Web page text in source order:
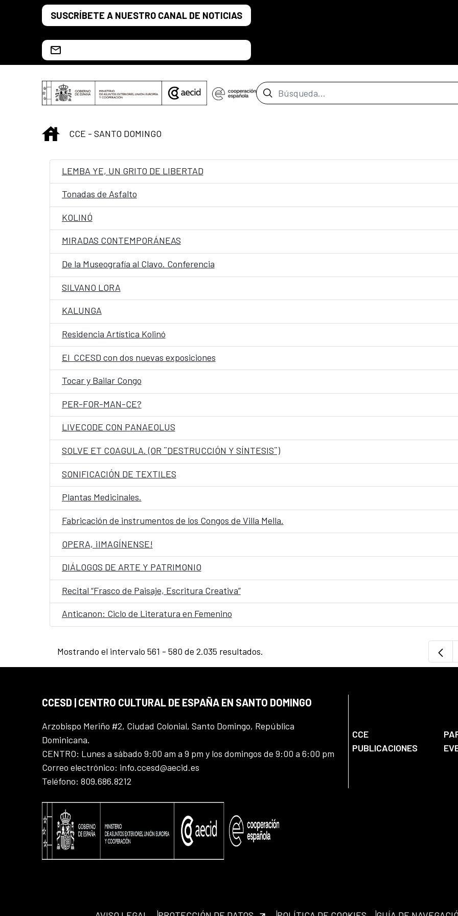
Saltar al contenido principal
SUSCRÍBETE A NUESTRO CANAL DE NOTICIAS
Barra de búsqueda
INICIO
CCE - SANTO DOMINGO
LEMBA YE, UN GRITO DE LIBERTAD
Tonadas de Asfalto
KOLINÓ
MIRADAS CONTEMPORÁNEAS
De la Museografía al Clavo. Conferencia
SILVANO LORA
KALUNGA
Residencia Artística Kolinó
El CCESD con dos nuevas exposiciones
Tocar y Bailar Congo
PER-FOR-MAN-CE?
LIVECODE CON PANAEOLUS
SOLVE ET COAGULA. (OR ¨DESTRUCCIÓN Y SÍNTESIS¨)
SONIFICACIÓN DE TEXTILES
Plantas Medicinales.
Fabricación de instrumentos de los Congos de Villa Mella.
OPERA, ¡IMAGÍNENSE!
DIÁLOGOS DE ARTE Y PATRIMONIO
Recital “Frasco de Paisaje, Escritura Creativa”
Anticanon: Ciclo de Literatura en Femenino
Mostrando el intervalo 561 - 580 de 2.035 resultados.
CCESD | CENTRO CULTURAL DE ESPAÑA EN SANTO DOMINGO
Arzobispo Meriño #2, Ciudad Colonial, Santo Domingo, República
Dominicana.
CENTRO: Lunes a sábado 9:00 am a 9 pm y los domingos de 9:00 a 6:00 pm
Correo electrónico: info.ccesd@aecid.es
Teléfono: 809.686.8212
CCE
PUBLICACIONES